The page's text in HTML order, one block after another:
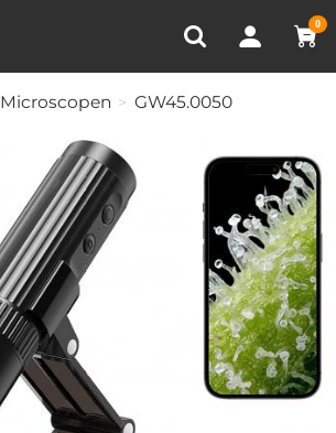
0
RECENT BEKEKEN
Microscopen GW45.0050